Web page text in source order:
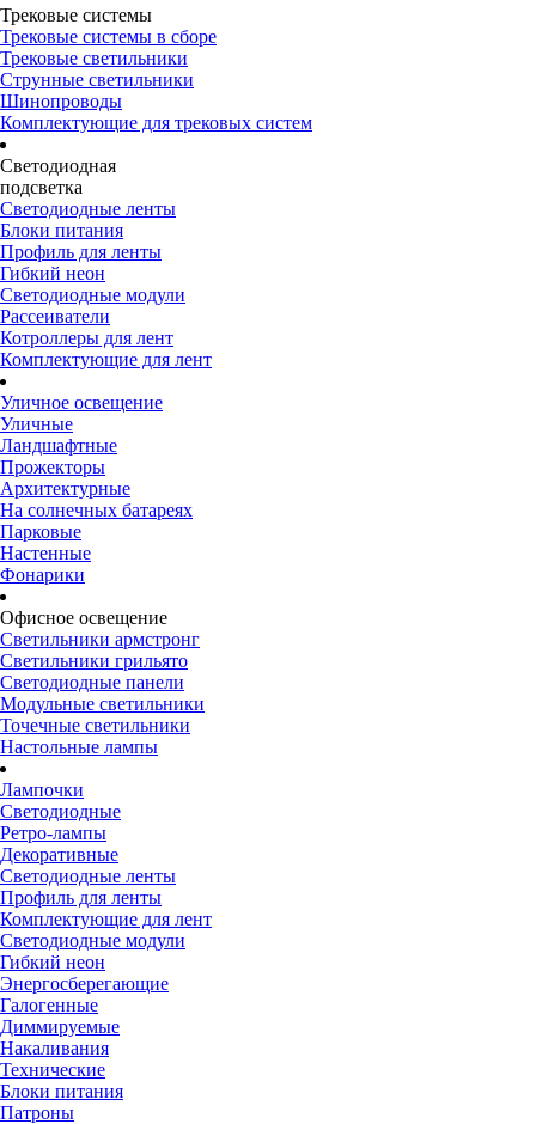
Трековые системы
Трековые системы в сборе
Трековые светильники
Струнные светильники
Шинопроводы
Комплектующие для трековых систем
Светодиодная
подсветка
Светодиодные ленты
Блоки питания
Профиль для ленты
Гибкий неон
Светодиодные модули
Рассеиватели
Котроллеры для лент
Комплектующие для лент
Уличное освещение
Уличные
Ландшафтные
Прожекторы
Архитектурные
На солнечных батареях
Парковые
Настенные
Фонарики
Офисное освещение
Светильники армстронг
Светильники грильято
Светодиодные панели
Модульные светильники
Точечные светильники
Настольные лампы
Лампочки
Светодиодные
Ретро-лампы
Декоративные
Светодиодные ленты
Профиль для ленты
Комплектующие для лент
Светодиодные модули
Гибкий неон
Энергосберегающие
Галогенные
Диммируемые
Накаливания
Технические
Блоки питания
Патроны